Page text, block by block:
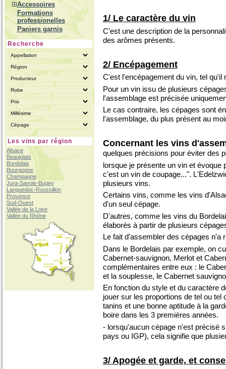
Accessoires
Formations
professionelles
Paniers garnis
Recherche
Les vins par région
Alsace
Beaujolais
Bordelais
Bourgogne
Champagne
Jura-Savoie-Bugey
Languedoc-Roussillon
Provence
Sud-Ouest
Vallée de la Loire
Vallée du Rhône
1/ Le caractère du vin
C'est une description de la
des arômes présents.
2/ Encépagement
C'est l'encépagement du vin, tel qu'il
Pour un vin issu de plusieurs
l'assemblage est précisée
Le cas contraire, les cépages sont
l'assemblage, du plus présent au
Concernant les vins
quelques précisions pour éviter des
lorsque je présente un vin et évoque
c'est un vin de coupage...".
plusieurs vins.
Certains vins, comme les vins
d'un seul cépage.
D'autres, comme les vins du
élaborés à partir de plusieurs
Le fait d'assembler des cépages n'a
Dans le Bordelais par exemple, on
Cabernet-sauvignon, Merlot et
complémentaires entre eux : le
et la souplesse, le Cabernet
En fonction du style et du caractère
jouer sur les proportions de tel ou
tanins et une bonne aptitude à la
boire dans les 3 premières années.
- lorsqu'aucun cépage n'est précisé
pays ou IGP), cela signifie que
3/ Apogée et garde, et